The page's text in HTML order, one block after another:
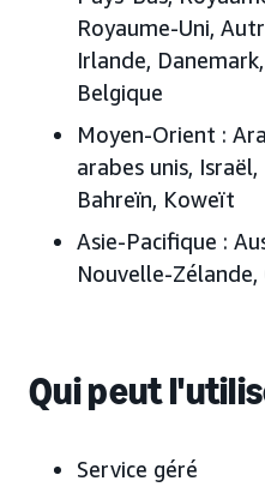
Royaume-Uni,
Irlande,
Belgique
Moyen-Orient :
arabes unis,
Bahreïn, Koweït
Asie-Pacifique :
Nouvelle-Zélande,
Qui peut
Service géré